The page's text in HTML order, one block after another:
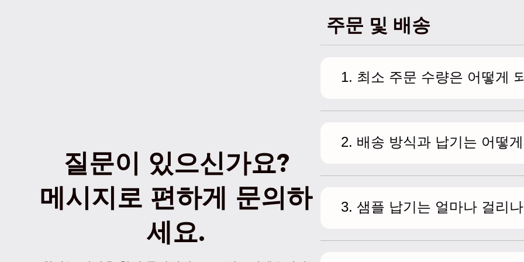
질문이 있으신가요?
메시지로 편하게 문의하
세요.
주문 및 배송
1. 최소 주문 수량은 어떻게
2. 배송 방식과 납기는 어떻
3. 샘플 납기는 얼마나 걸리